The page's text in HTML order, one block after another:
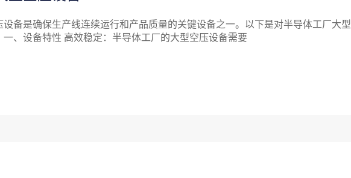
备是确保生产线连续运行和产品质量的关键设备之一。以下是对半导体工厂大型
一、设备特性 高效稳定：半导体工厂的大型空压设备需要